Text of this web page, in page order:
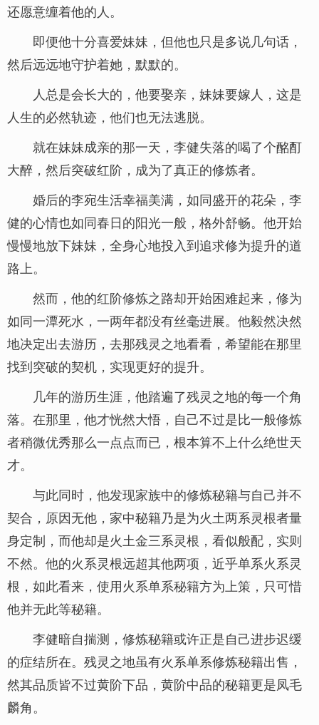
还愿意缠着他的人。
即便他十分喜爱妹妹，但他也只是多说几句话，
然后远远地守护着她，默默的。
人总是会长大的，他要娶亲，妹妹要嫁人，这是
人生的必然轨迹，他们也无法逃脱。
就在妹妹成亲的那一天，李健失落的喝了个酩酊
大醉，然后突破红阶，成为了真正的修炼者。
婚后的李宛生活幸福美满，如同盛开的花朵，李
健的心情也如同春日的阳光一般，格外舒畅。他开始
慢慢地放下妹妹，全身心地投入到追求修为提升的道
路上。
然而，他的红阶修炼之路却开始困难起来，修为
如同一潭死水，一两年都没有丝毫进展。他毅然决然
地决定出去游历，去那残灵之地看看，希望能在那里
找到突破的契机，实现更好的提升。
几年的游历生涯，他踏遍了残灵之地的每一个角
落。在那里，他才恍然大悟，自己不过是比一般修炼
者稍微优秀那么一点点而已，根本算不上什么绝世天
才。
与此同时，他发现家族中的修炼秘籍与自己并不
契合，原因无他，家中秘籍乃是为火土两系灵根者量
身定制，而他却是火土金三系灵根，看似般配，实则
不然。他的火系灵根远超其他两项，近乎单系火系灵
根，如此看来，使用火系单系秘籍方为上策，只可惜
他并无此等秘籍。
李健暗自揣测，修炼秘籍或许正是自己进步迟缓
的症结所在。残灵之地虽有火系单系修炼秘籍出售，
然其品质皆不过黄阶下品，黄阶中品的秘籍更是凤毛
麟角。